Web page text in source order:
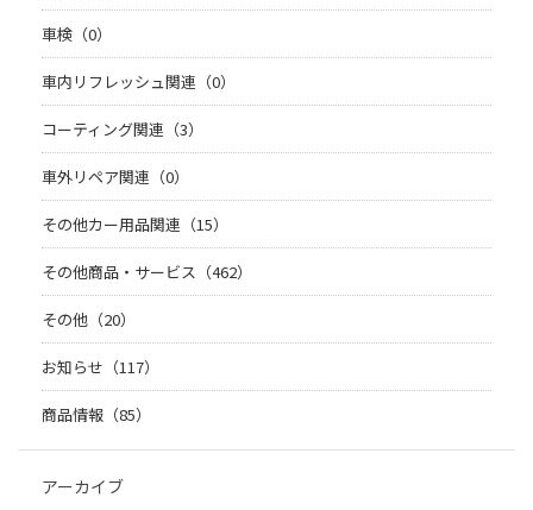
車検（0）
車内リフレッシュ関連（0）
コーティング関連（3）
車外リペア関連（0）
その他カー用品関連（15）
その他商品・サービス（462）
その他（20）
お知らせ（117）
商品情報（85）
アーカイブ